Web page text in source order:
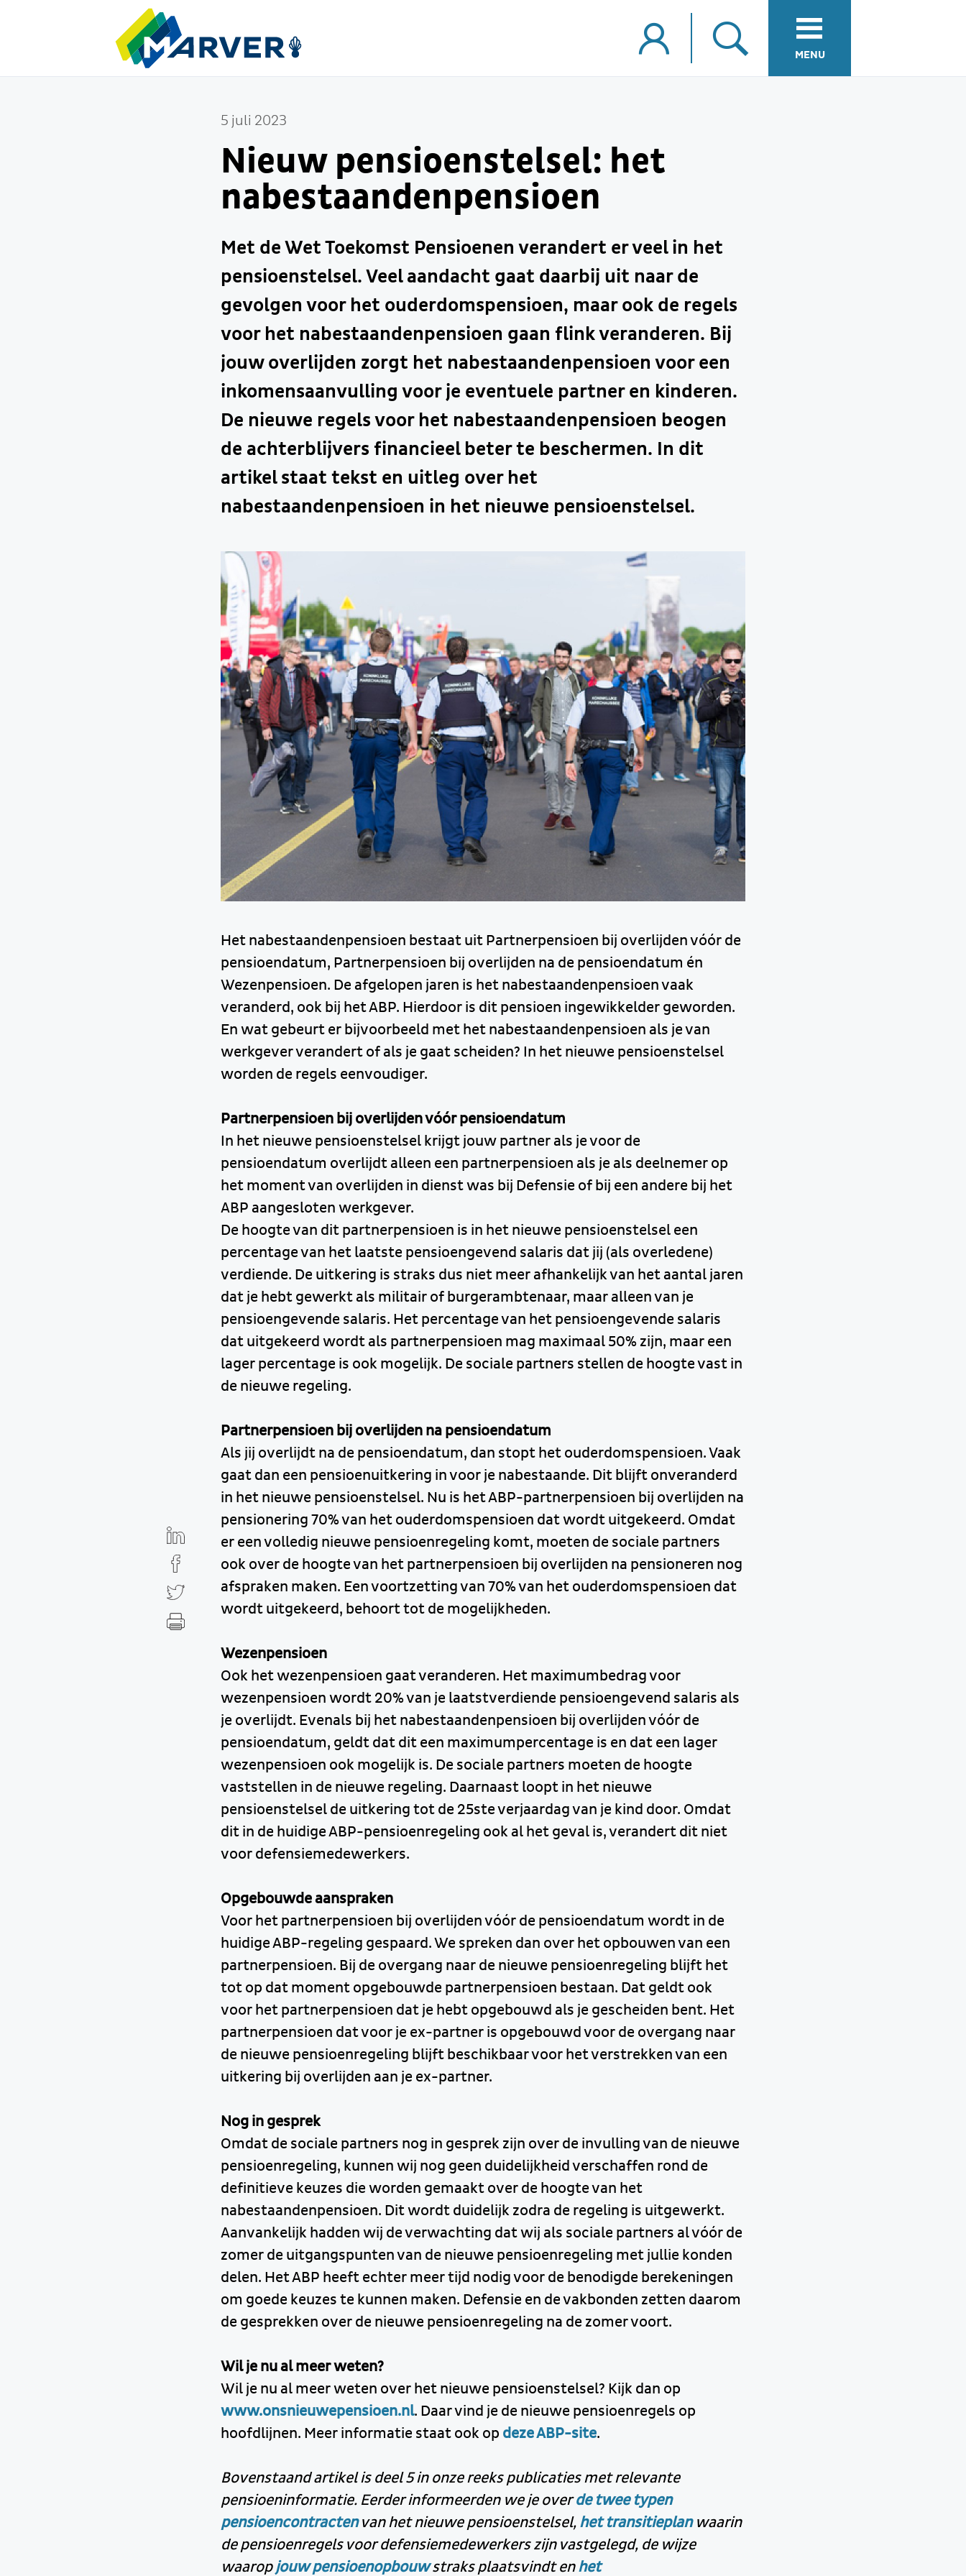
MENU
5 juli 2023
Nieuw pensioenstelsel: het
nabestaandenpensioen
Met de Wet Toekomst Pensioenen verandert er veel in het
pensioenstelsel. Veel aandacht gaat daarbij uit naar de
gevolgen voor het ouderdomspensioen, maar ook de regels
voor het nabestaandenpensioen gaan flink veranderen. Bij
jouw overlijden zorgt het nabestaandenpensioen voor een
inkomensaanvulling voor je eventuele partner en kinderen.
De nieuwe regels voor het nabestaandenpensioen beogen
de achterblijvers financieel beter te beschermen. In dit
artikel staat tekst en uitleg over het
nabestaandenpensioen in het nieuwe pensioenstelsel.
Het nabestaandenpensioen bestaat uit Partnerpensioen bij overlijden vóór de
pensioendatum, Partnerpensioen bij overlijden na de pensioendatum én
Wezenpensioen. De afgelopen jaren is het nabestaandenpensioen vaak
veranderd, ook bij het ABP. Hierdoor is dit pensioen ingewikkelder geworden.
En wat gebeurt er bijvoorbeeld met het nabestaandenpensioen als je van
werkgever verandert of als je gaat scheiden? In het nieuwe pensioenstelsel
worden de regels eenvoudiger.
Partnerpensioen bij overlijden vóór pensioendatum
In het nieuwe pensioenstelsel krijgt jouw partner als je voor de
pensioendatum overlijdt alleen een partnerpensioen als je als deelnemer op
het moment van overlijden in dienst was bij Defensie of bij een andere bij het
ABP aangesloten werkgever.
De hoogte van dit partnerpensioen is in het nieuwe pensioenstelsel een
percentage van het laatste pensioengevend salaris dat jij (als overledene)
verdiende. De uitkering is straks dus niet meer afhankelijk van het aantal jaren
dat je hebt gewerkt als militair of burgerambtenaar, maar alleen van je
pensioengevende salaris. Het percentage van het pensioengevende salaris
dat uitgekeerd wordt als partnerpensioen mag maximaal 50% zijn, maar een
lager percentage is ook mogelijk. De sociale partners stellen de hoogte vast in
de nieuwe regeling.
Partnerpensioen bij overlijden na pensioendatum
Als jij overlijdt na de pensioendatum, dan stopt het ouderdomspensioen. Vaak
gaat dan een pensioenuitkering in voor je nabestaande. Dit blijft onveranderd
in het nieuwe pensioenstelsel. Nu is het ABP-partnerpensioen bij overlijden na
pensionering 70% van het ouderdomspensioen dat wordt uitgekeerd. Omdat
er een volledig nieuwe pensioenregeling komt, moeten de sociale partners
ook over de hoogte van het partnerpensioen bij overlijden na pensioneren nog
afspraken maken. Een voortzetting van 70% van het ouderdomspensioen dat
wordt uitgekeerd, behoort tot de mogelijkheden.
Wezenpensioen
Ook het wezenpensioen gaat veranderen. Het maximumbedrag voor
wezenpensioen wordt 20% van je laatstverdiende pensioengevend salaris als
je overlijdt. Evenals bij het nabestaandenpensioen bij overlijden vóór de
pensioendatum, geldt dat dit een maximumpercentage is en dat een lager
wezenpensioen ook mogelijk is. De sociale partners moeten de hoogte
vaststellen in de nieuwe regeling. Daarnaast loopt in het nieuwe
pensioenstelsel de uitkering tot de 25ste verjaardag van je kind door. Omdat
dit in de huidige ABP-pensioenregeling ook al het geval is, verandert dit niet
voor defensiemedewerkers.
Opgebouwde aanspraken
Voor het partnerpensioen bij overlijden vóór de pensioendatum wordt in de
huidige ABP-regeling gespaard. We spreken dan over het opbouwen van een
partnerpensioen. Bij de overgang naar de nieuwe pensioenregeling blijft het
tot op dat moment opgebouwde partnerpensioen bestaan. Dat geldt ook
voor het partnerpensioen dat je hebt opgebouwd als je gescheiden bent. Het
partnerpensioen dat voor je ex-partner is opgebouwd voor de overgang naar
de nieuwe pensioenregeling blijft beschikbaar voor het verstrekken van een
uitkering bij overlijden aan je ex-partner.
Nog in gesprek
Omdat de sociale partners nog in gesprek zijn over de invulling van de nieuwe
pensioenregeling, kunnen wij nog geen duidelijkheid verschaffen rond de
definitieve keuzes die worden gemaakt over de hoogte van het
nabestaandenpensioen. Dit wordt duidelijk zodra de regeling is uitgewerkt.
Aanvankelijk hadden wij de verwachting dat wij als sociale partners al vóór de
zomer de uitgangspunten van de nieuwe pensioenregeling met jullie konden
delen. Het ABP heeft echter meer tijd nodig voor de benodigde berekeningen
om goede keuzes te kunnen maken. Defensie en de vakbonden zetten daarom
de gesprekken over de nieuwe pensioenregeling na de zomer voort.
Wil je nu al meer weten?
Wil je nu al meer weten over het nieuwe pensioenstelsel? Kijk dan op
www.onsnieuwepensioen.nl. Daar vind je de nieuwe pensioenregels op
hoofdlijnen. Meer informatie staat ook op deze ABP-site.
Bovenstaand artikel is deel 5 in onze reeks publicaties met relevante
pensioeninformatie. Eerder informeerden we je overde twee typen
pensioencontractenvan het nieuwe pensioenstelsel, het transitieplanwaarin
de pensioenregels voor defensiemedewerkers zijn vastgelegd, de wijze
waaropjouw pensioenopbouwstraks plaatsvindt enhet